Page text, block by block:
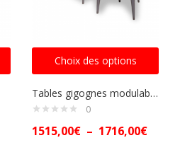
Choix des options
Tables gigognes modulables
0
1515,00€ – 1716,00€